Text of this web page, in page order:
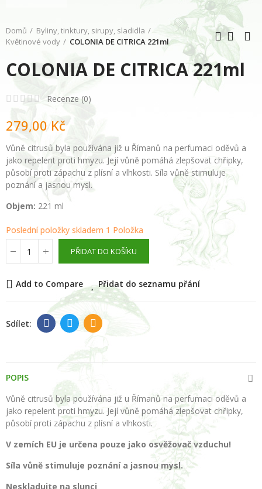
Domů
Byliny, tinktury, sirupy, sladidla
Květinové vody
COLONIA DE CITRICA 221ml
COLONIA DE CITRICA 221ml
Recenze (0)
279,00 Kč
Vůně citrusů byla používána již u Římanů na perfumaci oděvů a
jako repelent proti hmyzu. Její vůně pomáhá zlepšovat chřipky,
působí proti zápachu z plísní a vlhkosti. Síla vůně stimuluje
poznání a jasnou mysl.
Objem: 221 ml
Poslední položky skladem 1 Položka
PŘIDAT DO KOŠÍKU
Add to Compare Přidat do seznamu přání
POPIS
Vůně citrusů byla používána již u Římanů na perfumaci oděvů a
jako repelent proti hmyzu. Její vůně pomáhá zlepšovat chřipky,
působí proti zápachu z plísní a vlhkosti.
V zemích EU je určena pouze jako osvěžovač vzduchu!
Síla vůně stimuluje poznání a jasnou mysl.
Neskladujte na slunci